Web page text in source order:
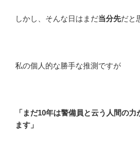
しかし、そんな日はまだ当分先だと
私の個人的な勝手な推測ですが
「まだ10年は警備員と云う人間の
ます」